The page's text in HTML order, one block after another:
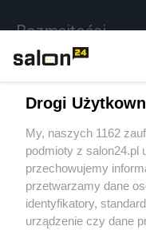
Rozmaitości
Sport
Społeczeństwo
Kultura
Drogi
My, naszych 1162
podmioty z salon24.pl
przechowujemy
przetwarzamy dane
identyfikatory,
urządzenie czy dane